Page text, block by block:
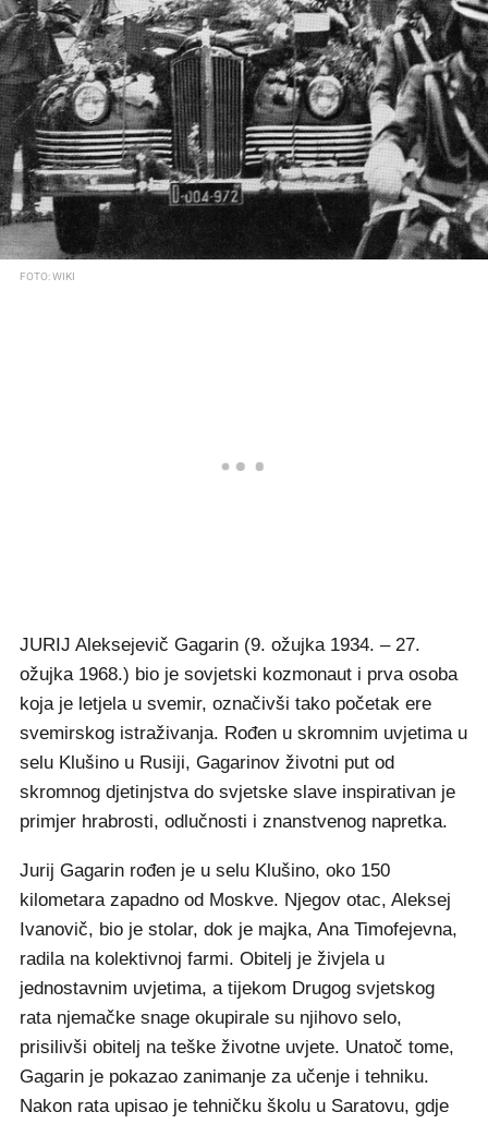
FOTO: WIKI
JURIJ Aleksejevič Gagarin (9. ožujka 1934. – 27.
ožujka 1968.) bio je sovjetski kozmonaut i prva osoba
koja je letjela u svemir, označivši tako početak ere
svemirskog istraživanja. Rođen u skromnim uvjetima u
selu Klušino u Rusiji, Gagarinov životni put od
skromnog djetinjstva do svjetske slave inspirativan je
primjer hrabrosti, odlučnosti i znanstvenog napretka.
Jurij Gagarin rođen je u selu Klušino, oko 150
kilometara zapadno od Moskve. Njegov otac, Aleksej
Ivanovič, bio je stolar, dok je majka, Ana Timofejevna,
radila na kolektivnoj farmi. Obitelj je živjela u
jednostavnim uvjetima, a tijekom Drugog svjetskog
rata njemačke snage okupirale su njihovo selo,
prisilivši obitelj na teške životne uvjete. Unatoč tome,
Gagarin je pokazao zanimanje za učenje i tehniku.
Nakon rata upisao je tehničku školu u Saratovu, gdje